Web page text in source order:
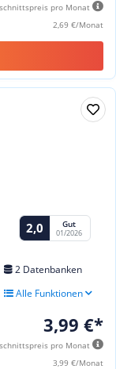
pro Monat
2,69 €/Monat
2,0 Gut
01/2026
2 Datenbanken
Alle Funktionen
3,99 €*
pro Monat
3,99 €/Monat